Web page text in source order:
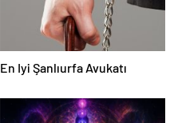
En Iyi Şanlıurfa Avukatı